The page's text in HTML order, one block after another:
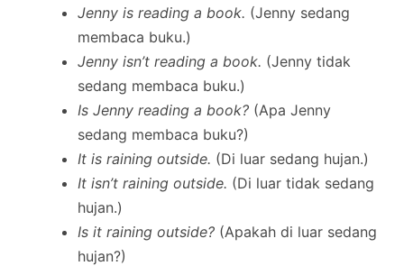
Jenny is reading a book. (Jenny sedang
membaca buku.)
Jenny isn’t reading a book. (Jenny tidak
sedang membaca buku.)
Is Jenny reading a book? (Apa Jenny
sedang membaca buku?)
It is raining outside. (Di luar sedang hujan.)
It isn’t raining outside. (Di luar tidak sedang
hujan.)
Is it raining outside? (Apakah di luar sedang
hujan?)